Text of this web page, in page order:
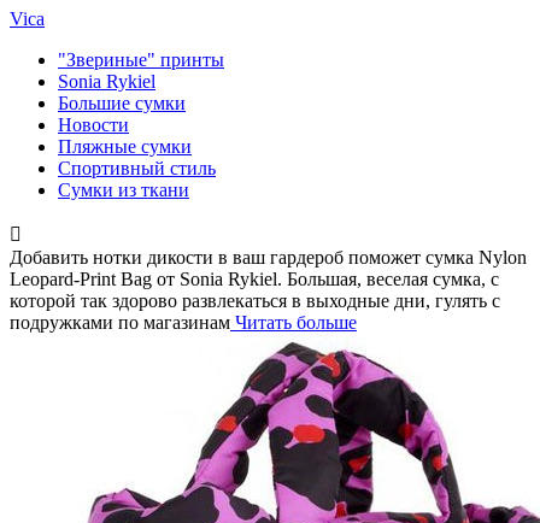
Vica
"Звериные" принты
Sonia Rykiel
Большие сумки
Новости
Пляжные сумки
Спортивный стиль
Сумки из ткани
Добавить нотки дикости в ваш гардероб поможет сумка Nylon
Leopard-Print Bag от Sonia Rykiel. Большая, веселая сумка, с
которой так здорово развлекаться в выходные дни, гулять с
подружками по магазинам Читать больше